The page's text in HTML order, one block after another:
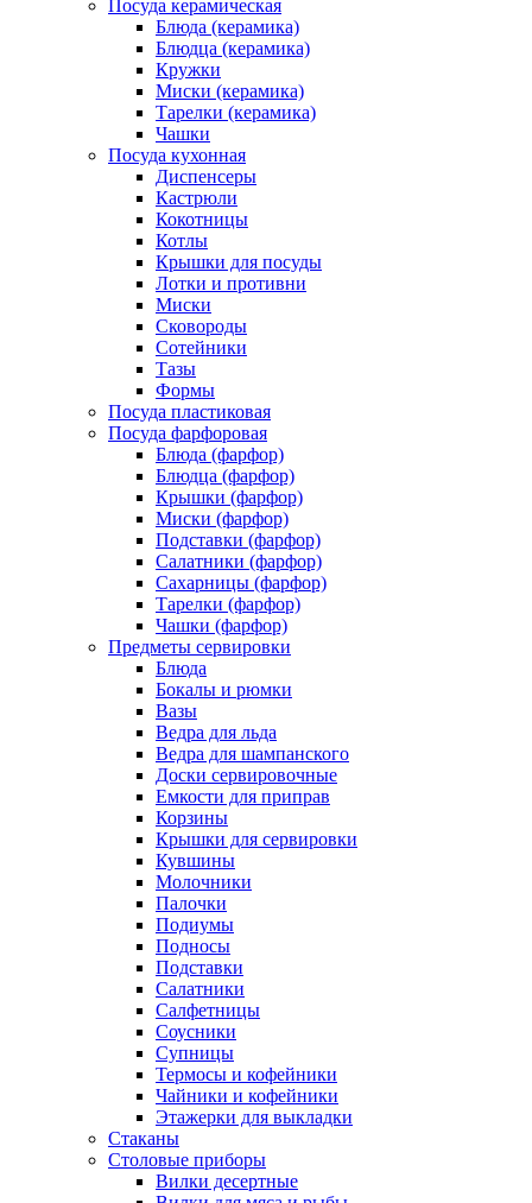
Посуда керамическая
Блюда (керамика)
Блюдца (керамика)
Кружки
Миски (керамика)
Тарелки (керамика)
Чашки
Посуда кухонная
Диспенсеры
Кастрюли
Кокотницы
Котлы
Крышки для посуды
Лотки и противни
Миски
Сковороды
Сотейники
Тазы
Формы
Посуда пластиковая
Посуда фарфоровая
Блюда (фарфор)
Блюдца (фарфор)
Крышки (фарфор)
Миски (фарфор)
Подставки (фарфор)
Салатники (фарфор)
Сахарницы (фарфор)
Тарелки (фарфор)
Чашки (фарфор)
Предметы сервировки
Блюда
Бокалы и рюмки
Вазы
Ведра для льда
Ведра для шампанского
Доски сервировочные
Емкости для приправ
Корзины
Крышки для сервировки
Кувшины
Молочники
Палочки
Подиумы
Подносы
Подставки
Салатники
Салфетницы
Соусники
Супницы
Термосы и кофейники
Чайники и кофейники
Этажерки для выкладки
Стаканы
Столовые приборы
Вилки десертные